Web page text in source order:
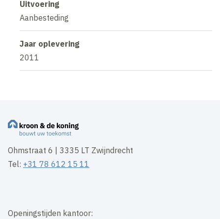
Uitvoering
Aanbesteding
Jaar oplevering
2011
Ohmstraat 6 | 3335 LT Zwijndrecht
Tel: +31 78 612 15 11
Openingstijden kantoor: